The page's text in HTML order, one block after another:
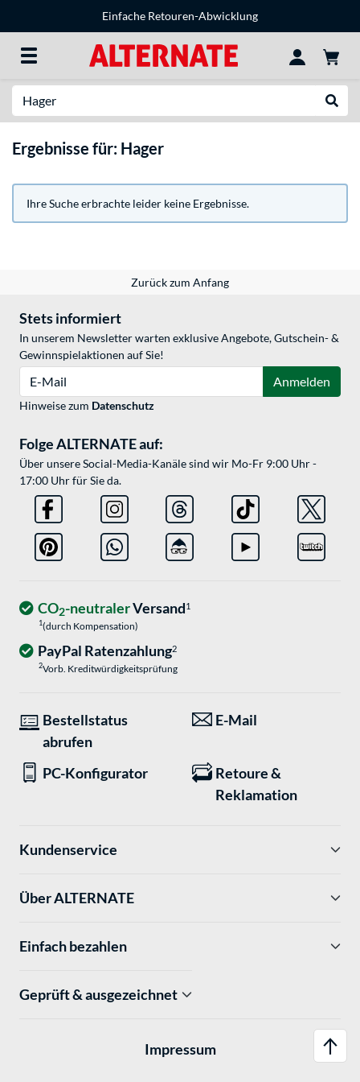
Einfache Retouren-Abwicklung
Ergebnisse für: Hager
Ihre Suche erbrachte leider keine Ergebnisse.
Zurück zum Anfang
Stets informiert
In unserem Newsletter warten exklusive Angebote, Gutschein- &
Gewinnspielaktionen auf Sie!
Anmelden
Hinweise zum Datenschutz
Folge ALTERNATE auf:
Über unsere Social-Media-Kanäle sind wir Mo-Fr 9:00 Uhr -
17:00 Uhr für Sie da.
CO2-neutralerVersand1
1(durch Kompensation)
PayPal Ratenzahlung2
2Vorb. Kreditwürdigkeitsprüfung
Bestellstatus
abrufen
E-Mail
PC-Konfigurator
Retoure &
Reklamation
Kundenservice
Über ALTERNATE
Einfach bezahlen
Geprüft & ausgezeichnet
Impressum